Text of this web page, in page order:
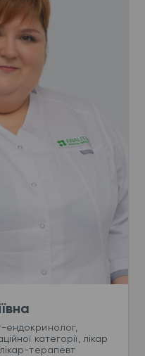
ендокринолог,
категорії, лікар
лікар-терапевт